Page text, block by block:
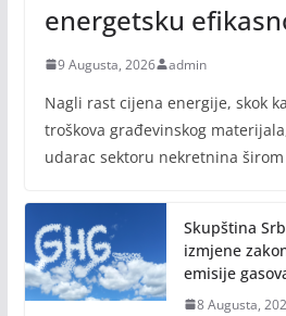
energetsku
9 Augusta, 2026 admin
Nagli rast cijena energije, skok
troškova građevinskog
udarac sektoru nekretnina
Skupština
izmjene
emisije
8 Augusta,